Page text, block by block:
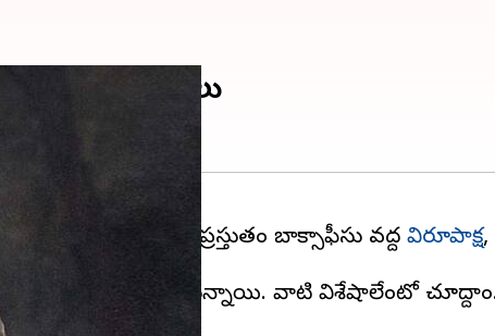
వారం సినిమాలు
విడుదలవుతుంటాయి. ప్రస్తుతం బాక్సాఫీసు వద్ద విరూపాక్ష,